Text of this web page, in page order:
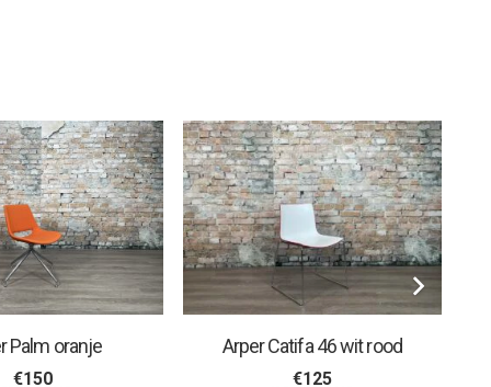
Palm oranje
€150
Arper Catifa 46 wit rood
€125